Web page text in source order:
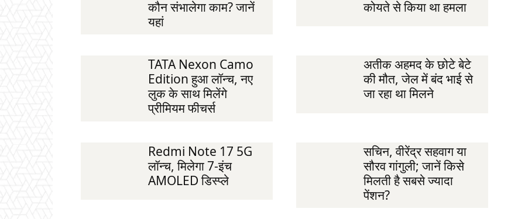
कौन संभालेगा काम? जानें
यहां
कोयते से किया था हमला
TATA Nexon Camo
Edition हुआ लॉन्च, नए
लुक के साथ मिलेंगे
प्रीमियम फीचर्स
अतीक अहमद के छोटे बेटे
की मौत, जेल में बंद भाई से
जा रहा था मिलने
Redmi Note 17 5G
लॉन्च, मिलेगा 7-इंच
AMOLED डिस्प्ले
सचिन, वीरेंद्र सहवाग या
सौरव गांगुली; जानें किसे
मिलती है सबसे ज्यादा
पेंशन?